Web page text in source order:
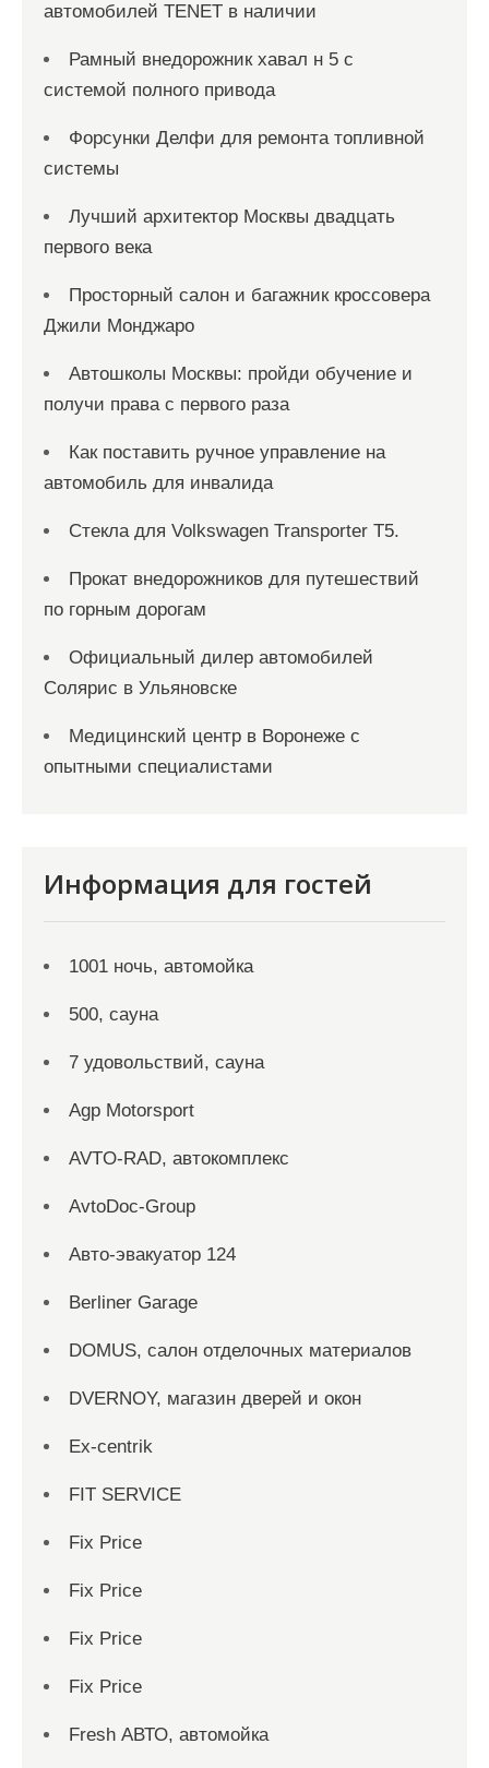
автомобилей TENET в наличии
Рамный внедорожник хавал н 5 с
системой полного привода
Форсунки Делфи для ремонта топливной
системы
Лучший архитектор Москвы двадцать
первого века
Просторный салон и багажник кроссовера
Джили Монджаро
Автошколы Москвы: пройди обучение и
получи права с первого раза
Как поставить ручное управление на
автомобиль для инвалида
Стекла для Volkswagen Transporter T5.
Прокат внедорожников для путешествий
по горным дорогам
Официальный дилер автомобилей
Солярис в Ульяновске
Медицинский центр в Воронеже с
опытными специалистами
Информация для гостей
1001 ночь, автомойка
500, сауна
7 удовольствий, сауна
Agp Motorsport
AVTO-RAD, автокомплекс
AvtoDoc-Group
Aвто-эвакуатор 124
Berliner Garage
DOMUS, салон отделочных материалов
DVERNOY, магазин дверей и окон
Ex-centrik
FIT SERVICE
Fix Price
Fix Price
Fix Price
Fix Price
Fresh АВТО, автомойка